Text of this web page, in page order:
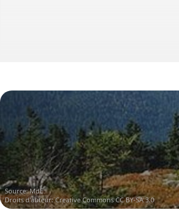
Source:MdE
Droits d'auteur:Creative Commons CC BY-SA 3.0